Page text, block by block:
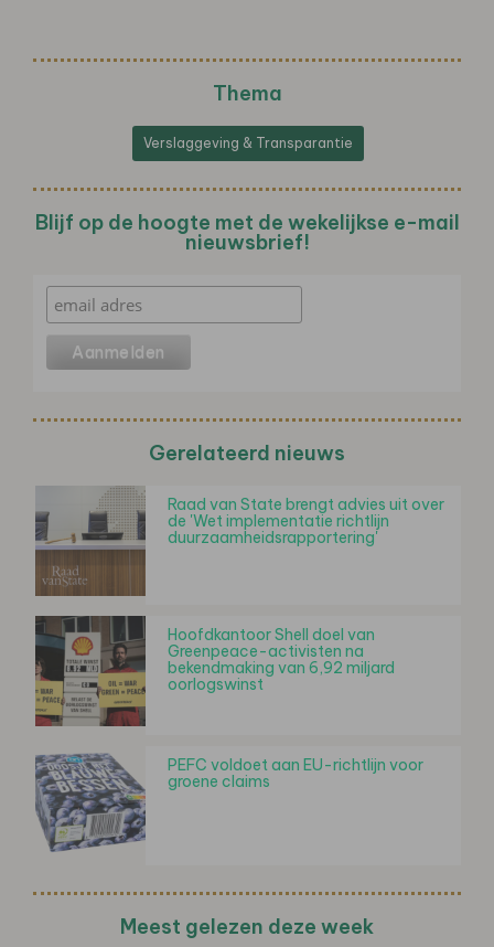
Thema
Verslaggeving & Transparantie
Blijf op de hoogte met de wekelijkse e-mail
nieuwsbrief!
Gerelateerd nieuws
Raad van State brengt advies uit over
de 'Wet implementatie richtlijn
duurzaamheidsrapportering'
Hoofdkantoor Shell doel van
Greenpeace-activisten na
bekendmaking van 6,92 miljard
oorlogswinst
PEFC voldoet aan EU-richtlijn voor
groene claims
Meest gelezen deze week